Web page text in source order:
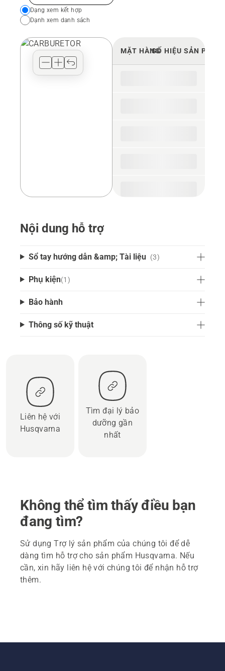
Choose
your
view
Dạng xem kết hợp
Dạnh xem danh sách
MẶT HÀNGSỐ HIỆU SẢN PHẨM
Nội dung hỗ trợ
Sổ tay hướng dẫn &amp; Tài liệu (3)
Phụ kiện(1 )
Bảo hành
Thông số kỹ thuật
Liên hệ với
Husqvarna
Tìm đại lý bảo
dưỡng gần
nhất
Không thể tìm thấy điều bạn
đang tìm?
Sử dụng Trợ lý sản phẩm của chúng tôi để dễ
dàng tìm hỗ trợ cho sản phẩm Husqvarna. Nếu
cần, xin hãy liên hệ với chúng tôi để nhận hỗ trợ
thêm.